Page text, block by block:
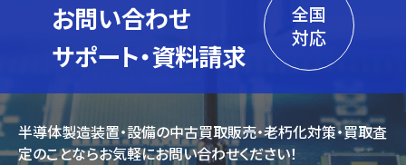
お問い合わせ
サポート・資料請求
全国
対応
半導体製造装置・設備の中古買取販売・老朽化対策・買取査
定のことならお気軽にお問い合わせください！